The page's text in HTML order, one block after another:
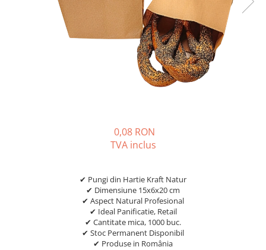
0,08 RON
TVA inclus
✔ Pungi din Hartie Kraft Natur
✔ Dimensiune 15x6x20 cm
✔ Aspect Natural Profesional
✔ Ideal Panificatie, Retail
✔ Cantitate mica, 1000 buc.
✔ Stoc Permanent Disponibil
✔ Produse in România